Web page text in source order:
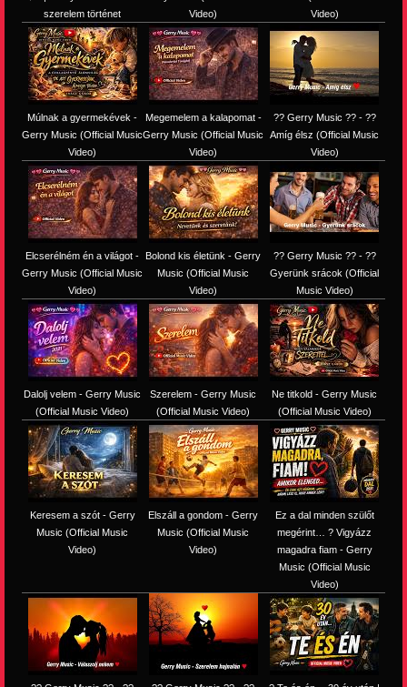
szerelem történet
Video)
Video)
Múlnak a gyermekévek -
Gerry Music (Official Music
Video)
Megemelem a kalapomat -
Gerry Music (Official Music
Video)
?? Gerry Music ?? - ??
Amíg élsz (Official Music
Video)
Elcserélném én a világot -
Gerry Music (Official Music
Video)
Bolond kis életünk - Gerry
Music (Official Music
Video)
?? Gerry Music ?? - ??
Gyerünk srácok (Official
Music Video)
Dalolj velem - Gerry Music
(Official Music Video)
Szerelem - Gerry Music
(Official Music Video)
Ne titkold - Gerry Music
(Official Music Video)
Keresem a szót - Gerry
Music (Official Music
Video)
Elszáll a gondom - Gerry
Music (Official Music
Video)
Ez a dal minden szülőt
megérint… ? Vigyázz
magadra fiam - Gerry
Music (Official Music
Video)